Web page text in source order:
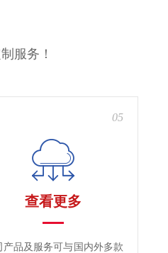
服务！
05
查看更多
产品及服务可与国内外多款